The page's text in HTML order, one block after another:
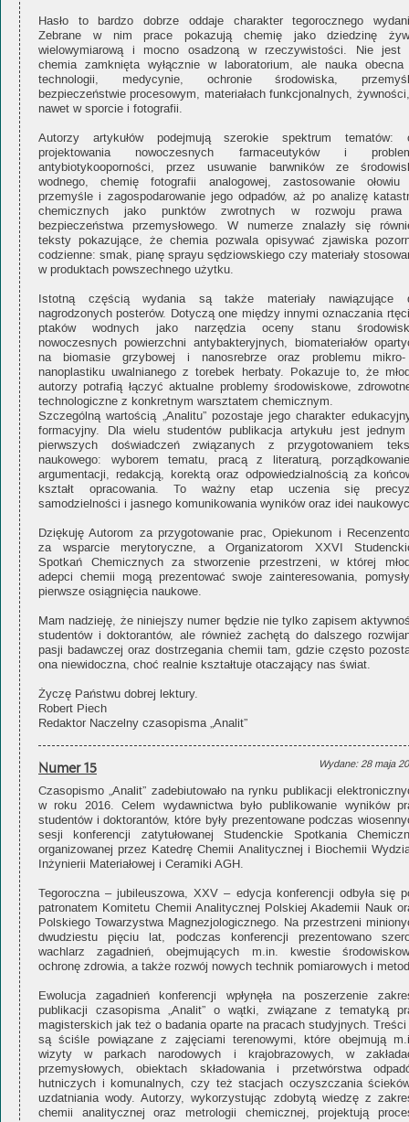
Hasło to bardzo dobrze oddaje charakter tegorocznego
Zebrane w nim prace pokazują chemię jako dziedzinę
wielowymiarową i mocno osadzoną w rzeczywistości. Nie jest
chemia zamknięta wyłącznie w laboratorium, ale nauka
technologii, medycynie, ochronie środowiska,
bezpieczeństwie procesowym, materiałach funkcjonalnych,
nawet w sporcie i fotografii.
Autorzy artykułów podejmują szerokie spektrum tematów:
projektowania nowoczesnych farmaceutyków i
antybiotykooporności, przez usuwanie barwników ze
wodnego, chemię fotografii analogowej, zastosowanie ołowiu
przemyśle i zagospodarowanie jego odpadów, aż po analizę
chemicznych jako punktów zwrotnych w rozwoju
bezpieczeństwa przemysłowego. W numerze znalazły się
teksty pokazujące, że chemia pozwala opisywać zjawiska
codzienne: smak, pianę sprayu sędziowskiego czy materiały
w produktach powszechnego użytku.
Istotną częścią wydania są także materiały nawiązujące
nagrodzonych posterów. Dotyczą one między innymi oznaczania
ptaków wodnych jako narzędzia oceny stanu
nowoczesnych powierzchni antybakteryjnych, biomateriałów
na biomasie grzybowej i nanosrebrze oraz problemu
nanoplastiku uwalnianego z torebek herbaty. Pokazuje to, że
autorzy potrafią łączyć aktualne problemy środowiskowe,
technologiczne z konkretnym warsztatem chemicznym.
Szczególną wartością „Analitu” pozostaje jego charakter
formacyjny. Dla wielu studentów publikacja artykułu jest
pierwszych doświadczeń związanych z przygotowaniem
naukowego: wyborem tematu, pracą z literaturą,
argumentacji, redakcją, korektą oraz odpowiedzialnością za
kształt opracowania. To ważny etap uczenia się
samodzielności i jasnego komunikowania wyników oraz idei
Dziękuję Autorom za przygotowanie prac, Opiekunom i
za wsparcie merytoryczne, a Organizatorom XXVI
Spotkań Chemicznych za stworzenie przestrzeni, w której
adepci chemii mogą prezentować swoje zainteresowania,
pierwsze osiągnięcia naukowe.
Mam nadzieję, że niniejszy numer będzie nie tylko zapisem
studentów i doktorantów, ale również zachętą do dalszego
pasji badawczej oraz dostrzegania chemii tam, gdzie często
ona niewidoczna, choć realnie kształtuje otaczający nas świat.
Życzę Państwu dobrej lektury.
Robert Piech
Redaktor Naczelny czasopisma „Analit”
Numer 15 Wydane: 28 maja
Czasopismo „Analit” zadebiutowało na rynku publikacji
w roku 2016. Celem wydawnictwa było publikowanie wyników
studentów i doktorantów, które były prezentowane podczas
sesji konferencji zatytułowanej Studenckie Spotkania
organizowanej przez Katedrę Chemii Analitycznej i Biochemii
Inżynierii Materiałowej i Ceramiki AGH.
Tegoroczna – jubileuszowa, XXV – edycja konferencji odbyła się
patronatem Komitetu Chemii Analitycznej Polskiej Akademii Nauk
Polskiego Towarzystwa Magnezjologicznego. Na przestrzeni
dwudziestu pięciu lat, podczas konferencji prezentowano
wachlarz zagadnień, obejmujących m.in. kwestie
ochronę zdrowia, a także rozwój nowych technik pomiarowych i
Ewolucja zagadnień konferencji wpłynęła na poszerzenie
publikacji czasopisma „Analit” o wątki, związane z tematyką
magisterskich jak też o badania oparte na pracach studyjnych. Treści
są ściśle powiązane z zajęciami terenowymi, które obejmują
wizyty w parkach narodowych i krajobrazowych, w
przemysłowych, obiektach składowania i przetwórstwa
hutniczych i komunalnych, czy też stacjach oczyszczania
uzdatniania wody. Autorzy, wykorzystując zdobytą wiedzę z
chemii analitycznej oraz metrologii chemicznej, projektują